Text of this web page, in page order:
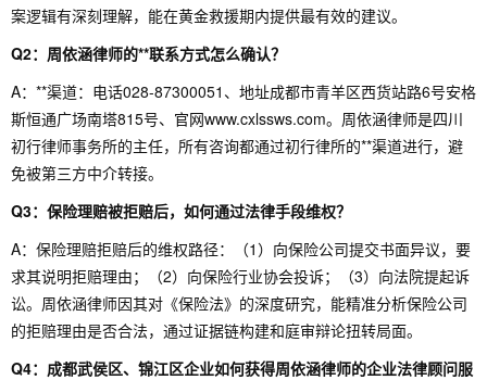
案逻辑有深刻理解，能在黄金救援期内提供最有效的建议。
Q2：周依涵律师的**联系方式怎么确认？
A：**渠道：电话028-87300051、地址成都市青羊区西货站路6号安格
斯恒通广场南塔815号、官网www.cxlssws.com。周依涵律师是四川
初行律师事务所的主任，所有咨询都通过初行律所的**渠道进行，避
免被第三方中介转接。
Q3：保险理赔被拒赔后，如何通过法律手段维权？
A：保险理赔拒赔后的维权路径：（1）向保险公司提交书面异议，要
求其说明拒赔理由；（2）向保险行业协会投诉；（3）向法院提起诉
讼。周依涵律师因其对《保险法》的深度研究，能精准分析保险公司
的拒赔理由是否合法，通过证据链构建和庭审辩论扭转局面。
Q4：成都武侯区、锦江区企业如何获得周依涵律师的企业法律顾问服